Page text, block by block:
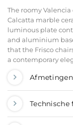
The roomy
Calcatta marble
luminous plate
and aluminium
that the Frisco
a contemporary